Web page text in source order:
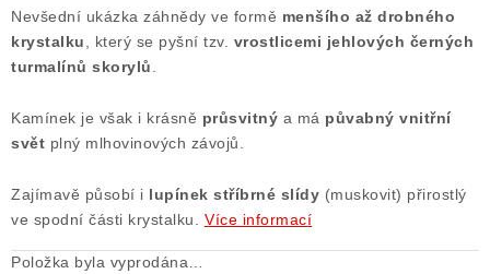
Ochrana osobních údajů
Výkup minerálů a drahých kamenů
Formulář pro odstoupení od smlouvy
Nevšední ukázka záhnědy ve formě menšího až drobného
krystalku , který se pyšní tzv. vrostlicemi jehlových černých
turmalínů skorylů
Kamínek je však i krásně průsvitný a má půvabný vnitřní
svět plný mlhovinových závojů.
Zajímavě působí i lupínek stříbrné slídy (muskovit) přirostlý
ve spodní části krystalku.
Více informací
Položka byla vyprodána…